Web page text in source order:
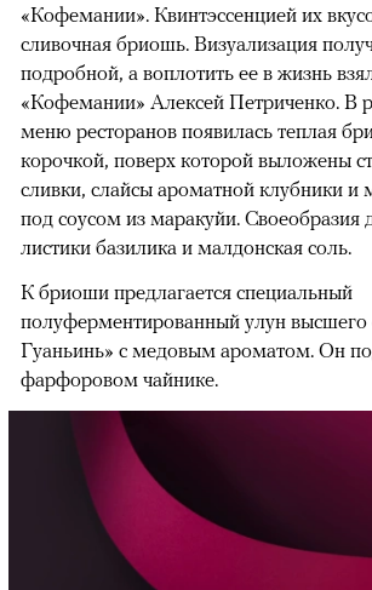
«Кофемании». Квинтэссенцией их
сливочная бриошь. Визуализация
подробной, а воплотить ее в жизнь
«Кофемании» Алексей Петриченко. В
меню ресторанов появилась теплая
корочкой, поверх которой выложены
сливки, слайсы ароматной клубники и
под соусом из маракуйи. Своеобразия
листики базилика и малдонская соль.
К бриоши предлагается специальный
полуферментированный улун высшего
Гуаньинь» с медовым ароматом. Он
фарфоровом чайнике.